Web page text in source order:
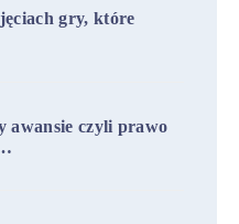
gry, które
awansie czyli prawo